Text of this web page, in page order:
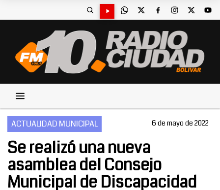
ACTUALIDAD MUNICIPAL 6 de mayo de 2022
Se realizó una nueva
asamblea del Consejo
Municipal de Discapacidad